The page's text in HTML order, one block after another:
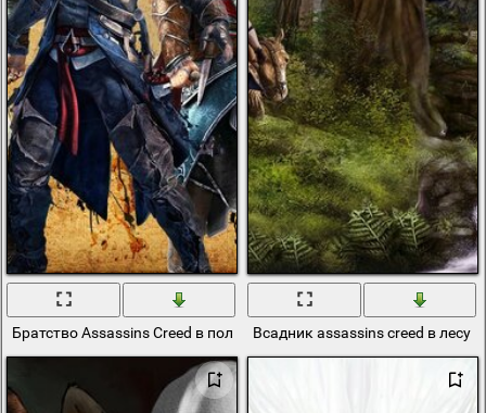
Братство Assassins Creed в полном составеВсадник assassins creed в лесу